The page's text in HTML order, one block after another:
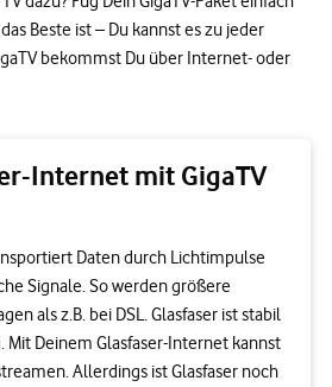
Beste ist – Du kannst es zu jeder
bekommst Du über Internet- oder
Internet mit GigaTV
Daten durch Lichtimpulse
Signale. So werden größere
als z.B. bei DSL. Glasfaser ist stabil
Mit Deinem Glasfaser-Internet kannst
Allerdings ist Glasfaser noch